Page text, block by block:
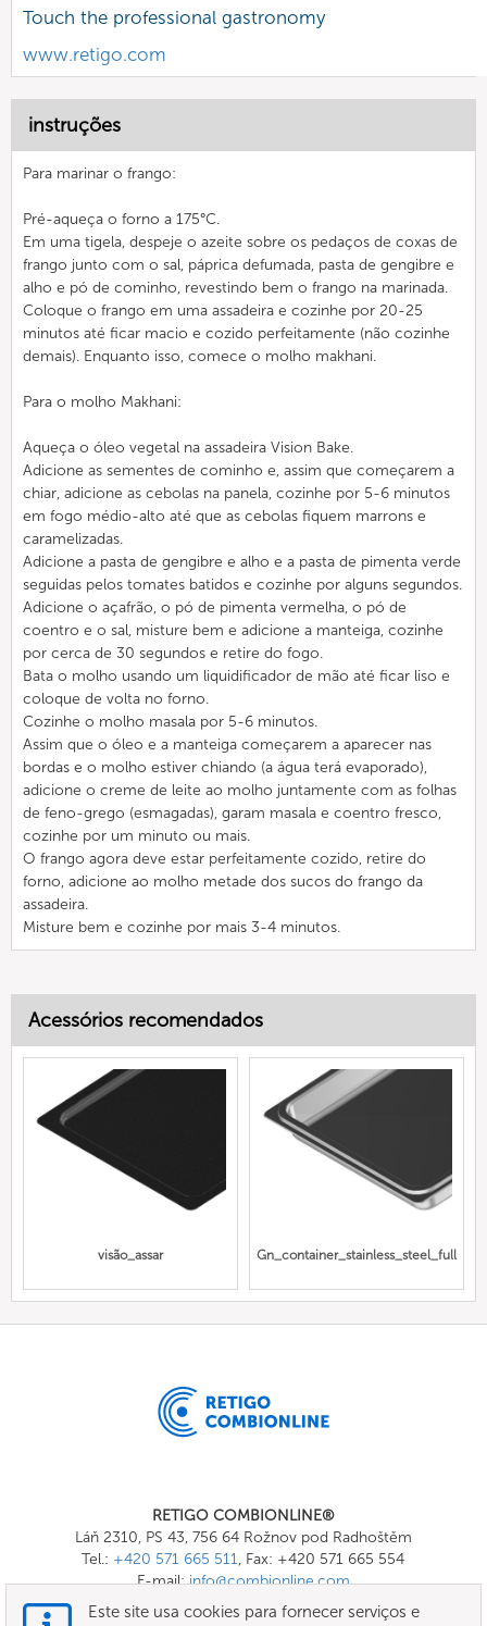
Touch the professional gastronomy
www.retigo.com
instruções
Para marinar o frango:
Pré-aqueça o forno a 175°C.
Em uma tigela, despeje o azeite sobre os pedaços de coxas de
frango junto com o sal, páprica defumada, pasta de gengibre e
alho e pó de cominho, revestindo bem o frango na marinada.
Coloque o frango em uma assadeira e cozinhe por 20-25
minutos até ficar macio e cozido perfeitamente (não cozinhe
demais). Enquanto isso, comece o molho makhani.
Para o molho Makhani:
Aqueça o óleo vegetal na assadeira Vision Bake.
Adicione as sementes de cominho e, assim que começarem a
chiar, adicione as cebolas na panela, cozinhe por 5-6 minutos
em fogo médio-alto até que as cebolas fiquem marrons e
caramelizadas.
Adicione a pasta de gengibre e alho e a pasta de pimenta verde
seguidas pelos tomates batidos e cozinhe por alguns segundos.
Adicione o açafrão, o pó de pimenta vermelha, o pó de
coentro e o sal, misture bem e adicione a manteiga, cozinhe
por cerca de 30 segundos e retire do fogo.
Bata o molho usando um liquidificador de mão até ficar liso e
coloque de volta no forno.
Cozinhe o molho masala por 5-6 minutos.
Assim que o óleo e a manteiga começarem a aparecer nas
bordas e o molho estiver chiando (a água terá evaporado),
adicione o creme de leite ao molho juntamente com as folhas
de feno-grego (esmagadas), garam masala e coentro fresco,
cozinhe por um minuto ou mais.
O frango agora deve estar perfeitamente cozido, retire do
forno, adicione ao molho metade dos sucos do frango da
assadeira.
Misture bem e cozinhe por mais 3-4 minutos.
Acessórios recomendados
visão_assar Gn_container_stainless_steel_full
RETIGO COMBIONLINE®
Láň 2310, PS 43, 756 64 Rožnov pod Radhoštěm
Tel.: +420 571 665 511, Fax: +420 571 665 554
E-mail:info@combionline.com
Este site usa cookies para fornecer serviços e